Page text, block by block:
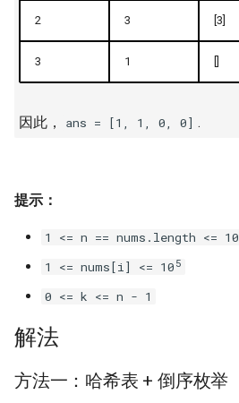
30. 包含 min 函数的栈
31. 栈的压入、弹出序列
32.1. 从上到下打印二叉树
33. 二叉搜索树的后序遍历序
34. 二叉树中和为某一值的路
径
35. 复杂链表的复制
25. 链表中的两数相加
26. 重排链表
27. 回文链表
30. 插入、删除和随机访问都
31. 最近最少使用缓存
32. 有效的变位词
4.5. 合法二叉搜索树
4.6. 后继者
4.10. 检查子树
4.12. 求和路径
5.2. 二进制数转字符串
5.3. 翻转数位
2 3 [3]
3 1
因此， ans = [1, 1, 0, 0] ​​​​​​​.
提示：
1 <= n == nums.length <= 10
1 <= nums[i] <= 10 5
0 <= k <= n - 1
解法
方法一：哈希表 + 倒序枚举